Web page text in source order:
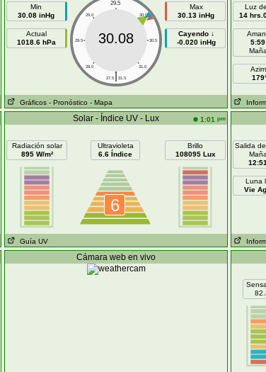
Min
30.08 inHg
Actual
1018.6 hPa
29.5
29.0 30.0
28.5 30.5
28.0 31.0
|
27.5 31.5
30.08
Max
30.13 inHg
Cayendo ↓
-0.020 inHg
Gráficos - Pronóstico - Mapa
Luz
14
5:59
Solar - Índice UV - Lux 1:01 pm
Radiación solar
895 W/m²
Ultravioleta
6.6 Índice
6
Brillo
108095 Lux
Guía UV
Salida
12:51
Luna
Vie
Cámara web en vivo